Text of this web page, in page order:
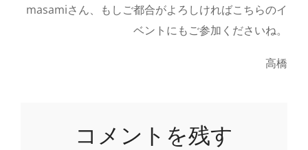
masamiさん、もしご都合がよろしければこちらのイ
ベントにもご参加くださいね。
高橋
コメントを残す